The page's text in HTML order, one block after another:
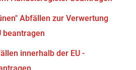
Abfällen zur Verwertung
beantragen
innerhalb der EU -